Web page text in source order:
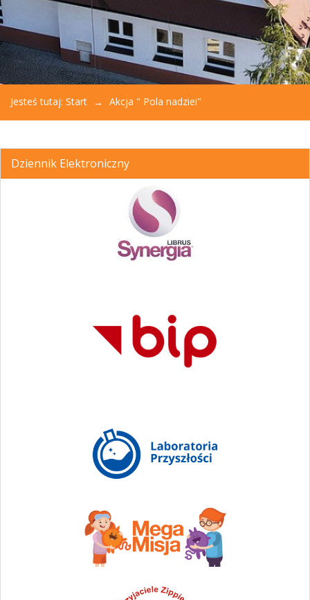
Jesteś tutaj: Start Akcja " Pola nadziei"
Dziennik Elektroniczny